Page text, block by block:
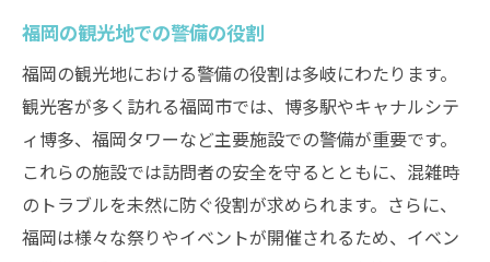
福岡の観光地での警備の役割
福岡の観光地における警備の役割は多岐にわたります。
観光客が多く訪れる福岡市では、博多駅やキャナルシテ
ィ博多、福岡タワーなど主要施設での警備が重要です。
これらの施設では訪問者の安全を守るとともに、混雑時
のトラブルを未然に防ぐ役割が求められます。さらに、
福岡は様々な祭りやイベントが開催されるため、イベン